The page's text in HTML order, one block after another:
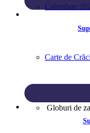
Calendare
Carte de
Globuri de